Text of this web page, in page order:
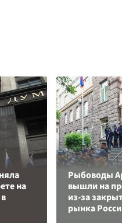
на
Рыбоводы
вышли на
из-за
рынка